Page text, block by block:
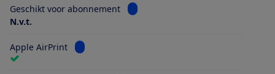
Geschikt voor abonnement
Bekijk informatie voor Geschikt
N.v.t.
Apple AirPrint Bekijk informatie voor Apple AirPrint